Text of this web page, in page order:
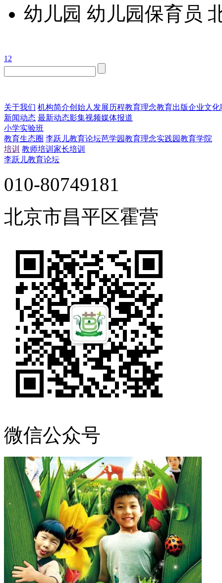
幼儿园 幼儿园保育员
1 2
关于我们 机构简介创始人 发展历程教育理念教育出版企业文化
新闻动态 最新动态影集视频媒体报道
小学实验班
教育生态圈 李跃儿教育论坛芭学园教育理念实践园教育学院
培训 教师培训 家长培训
李跃儿教育论坛
010-80749181
北京市昌平区霍营
微信公众号